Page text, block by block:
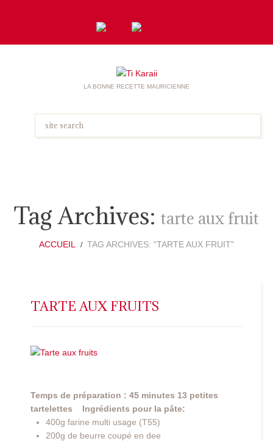
LA BONNE RECETTE MAURICIENNE
Tag Archives: tarte aux fruit
ACCUEIL TAG ARCHIVES: "TARTE AUX FRUIT"
TARTE AUX FRUITS
Temps de préparation : 45 minutes 13 petites
tartelettes
Ingrédients pour la pâte:
400g farine multi usage (T55)
200g de beurre coupé en dee